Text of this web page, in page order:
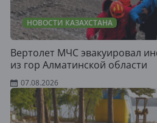
НОВОСТИ КАЗАХСТАНА
Вертолет МЧС эвакуировал
из гор Алматинской области
07.08.2026